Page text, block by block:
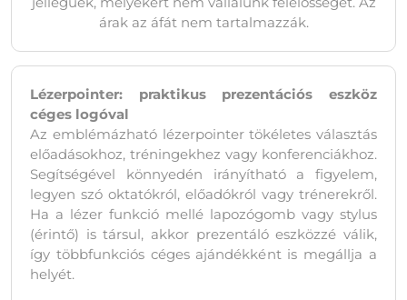
árak az áfát nem tartalmazzák.
Lézerpointer: praktikus prezentációs eszköz
céges logóval
Az emblémázható lézerpointer tökéletes választás
előadásokhoz, tréningekhez vagy konferenciákhoz.
Segítségével könnyedén irányítható a figyelem,
legyen szó oktatókról, előadókról vagy trénerekről.
Ha a lézer funkció mellé lapozógomb vagy stylus
(érintő) is társul, akkor prezentáló eszközzé válik,
így többfunkciós céges ajándékként is megállja a
helyét.